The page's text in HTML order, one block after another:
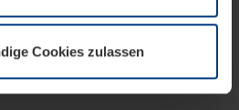
können Sie jederzeit
unserer Website ändern oder
Cookies zulassen